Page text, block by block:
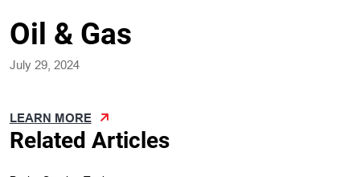
Oil & Gas
July 29, 2024
LEARN MORE
Related Articles